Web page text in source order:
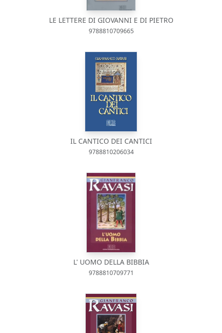
LE LETTERE DI GIOVANNI E DI PIETRO
9788810709665
IL CANTICO DEI CANTICI
9788810206034
L' UOMO DELLA BIBBIA
9788810709771